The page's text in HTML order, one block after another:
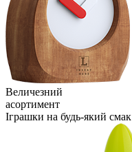
Величезний
асортимент
Іграшки на будь-який смак